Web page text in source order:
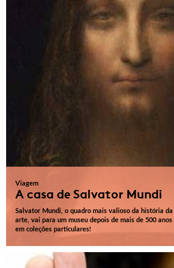
Viagem
A casa de Salvator Mundi
Salvator Mundi, o quadro mais valioso da história da
arte, vai para um museu depois de mais de 500 anos
em coleções particulares!